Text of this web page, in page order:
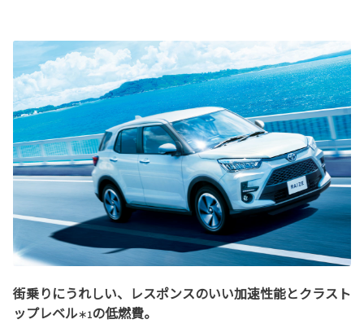
街乗りにうれしい、レスポンスのいい加速性能とクラスト
ップレベル＊1の低燃費。